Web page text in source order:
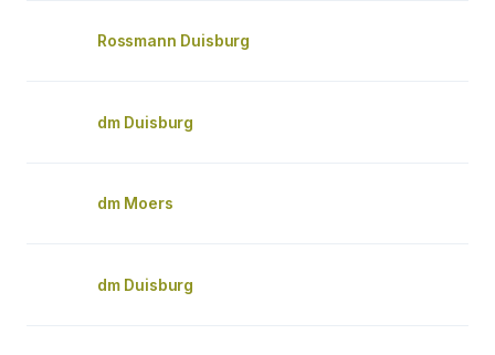
Rossmann Duisburg
dm Duisburg
dm Moers
dm Duisburg